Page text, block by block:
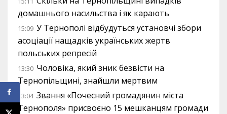
домашнього насильства і як карають
15:09 У Тернополі відбудуться установчі збори
асоціації нащадків українських жертв
польських репресій
13:30 Чоловіка, який зник безвісти на
Тернопільщині, знайшли мертвим
13:04 Звання «Почесний громадянин міста
Тернополя» присвоєно 15 мешканцям громади